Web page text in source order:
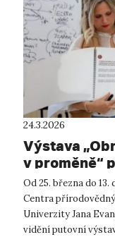
24.3.2026
Výstava
v proměně“
Od 25. března do
Centra
Univerzity Jana
vidění putovní